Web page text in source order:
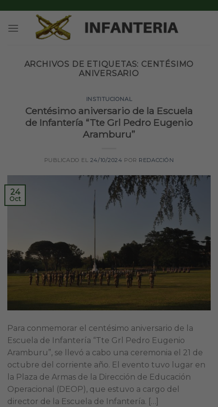
content
ARCHIVOS DE ETIQUETAS: CENTÉSIMO
ANIVERSARIO
INSTITUCIONAL
Centésimo aniversario de la Escuela
de Infantería “Tte Grl Pedro Eugenio
Aramburu”
PUBLICADO EL 24/10/2024 POR REDACCIÓN
24
Oct
Para conmemorar el centésimo aniversario de la
Escuela de Infantería “Tte Grl Pedro Eugenio
Aramburu”, se llevó a cabo una ceremonia el 21 de
octubre del corriente año. El evento tuvo lugar en
la Plaza de Armas de la Dirección de Educación
Operacional (DEOP), que estuvo a cargo del
director de la Escuela de Infantería. […]